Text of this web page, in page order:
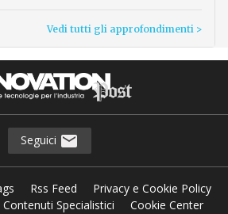
Vedi tutti gli approfondimenti >
Seguici
Rss Feed
Privacy e Cookie Policy
Specialistici
Cookie Center